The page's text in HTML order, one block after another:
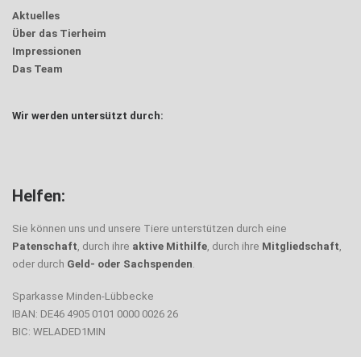
Aktuelles
Über das Tierheim
Impressionen
Das Team
Wir werden untersützt durch:
Helfen:
Sie können uns und unsere Tiere unterstützen durch eine
Patenschaft, durch ihre aktive Mithilfe, durch ihre Mitgliedschaft,
oder durch Geld- oder Sachspenden.
Sparkasse Minden-Lübbecke
IBAN: DE46 4905 0101 0000 0026 26
BIC: WELADED1MIN